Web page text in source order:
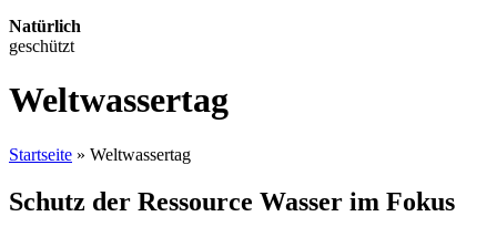
Natürlich
geschützt
Weltwassertag
Startseite » Weltwassertag
Schutz der Ressource Wasser im Fokus